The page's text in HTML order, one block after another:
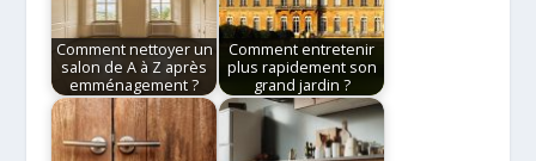
Comment nettoyer un
salon de A à Z après
emménagement ?
Comment entretenir
plus rapidement son
grand jardin ?